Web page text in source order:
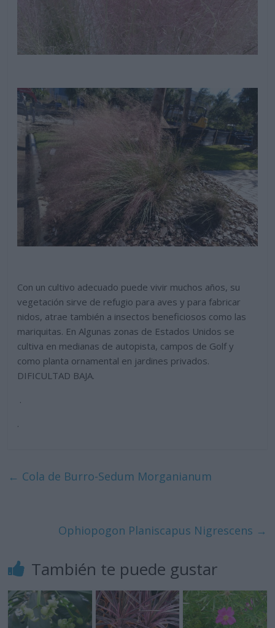
Con un cultivo adecuado puede vivir muchos años, su
vegetación sirve de refugio para aves y para fabricar
nidos, atrae también a insectos beneficiosos como las
mariquitas. En Algunas zonas de Estados Unidos se
cultiva en medianas de autopista, campos de Golf y
como planta ornamental en jardines privados.
DIFICULTAD BAJA.
.
.
← Cola de Burro-Sedum Morganianum
Ophiopogon Planiscapus Nigrescens →
También te puede gustar